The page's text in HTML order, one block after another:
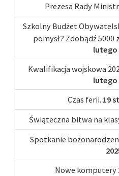
Prezesa Rady
Szkolny Budżet
pomysł? Zdobądź 5000
lutego
Kwalifikacja wojskowa
lutego
Czas ferii. 19
Świąteczna bitwa na
Spotkanie
Nowe komputery